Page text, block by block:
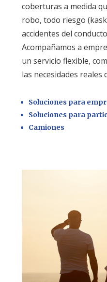
coberturas a medida
robo, todo riesgo
accidentes del
Acompañamos a
un servicio flexible,
las necesidades reales
Soluciones para
Soluciones para
Camiones